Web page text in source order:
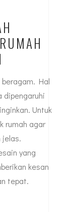
Hal
dipengaruhi
Untuk
rumah agar
jelas.
yang
kesan
tepat.